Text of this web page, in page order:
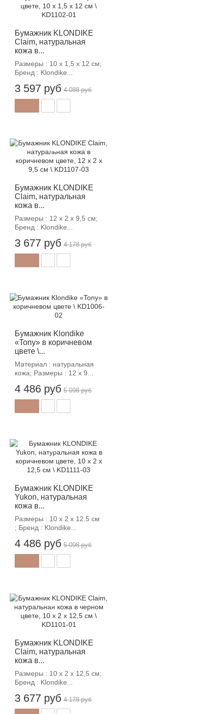
Бумажник KLONDIKE
Claim, натуральная
кожа в...
Размеры : 10 х 1,5 х 12 см;
Бренд : Klondike...
3 597 руб 4 088 руб
Бумажник KLONDIKE
Claim, натуральная
кожа в...
Размеры : 12 х 2 х 9,5 см;
Бренд : Klondike...
3 677 руб 4 178 руб
Бумажник Klondike
«Tony» в коричневом
цвете \...
Материал : натуральная
кожа; Размеры : 12 х 9...
4 486 руб 5 098 руб
Бумажник KLONDIKE
Yukon, натуральная
кожа в...
Размеры : 10 х 2 х 12.5 см
; Бренд : Klondike...
4 486 руб 5 098 руб
Бумажник KLONDIKE
Claim, натуральная
кожа в...
Размеры : 10 х 2 х 12,5 см;
Бренд : Klondike...
3 677 руб 4 178 руб